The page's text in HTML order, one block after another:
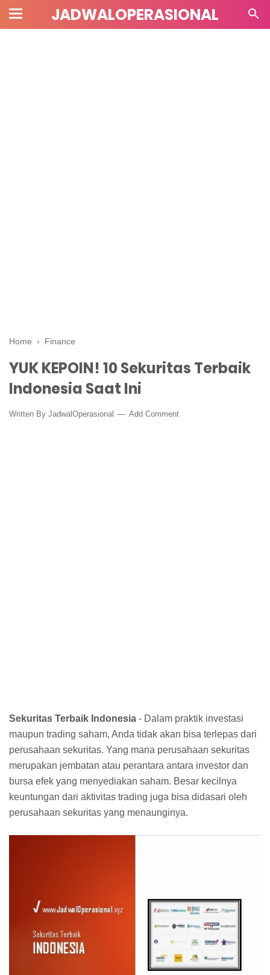
JADWALOPERASIONAL
Home › Finance
YUK KEPOIN! 10 Sekuritas Terbaik
Indonesia Saat Ini
Written By JadwalOperasional Add Comment
Sekuritas Terbaik Indonesia - Dalam praktik investasi
maupun trading saham, Anda tidak akan bisa terlepas dari
perusahaan sekuritas. Yang mana perusahaan sekuritas
merupakan jembatan atau perantara antara investor dan
bursa efek yang menyediakan saham. Besar kecilnya
keuntungan dari aktivitas trading juga bisa didasari oleh
perusahaan sekuritas yang menaunginya.